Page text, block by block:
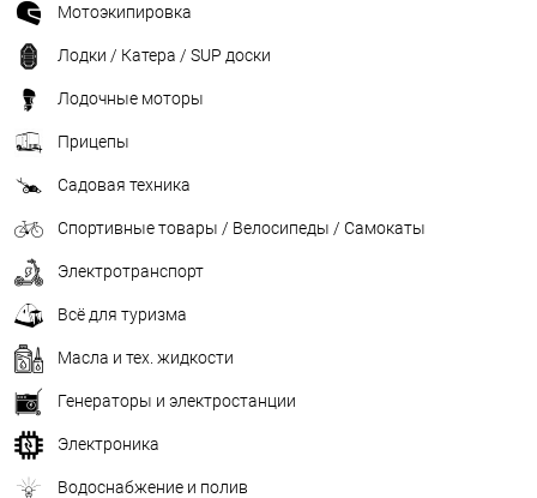
Мотоэкипировка
Лодки / Катера / SUP доски
Лодочные моторы
Прицепы
Садовая техника
Спортивные товары / Велосипеды / Самокаты
Электротранспорт
Всё для туризма
Масла и тех. жидкости
Генераторы и электростанции
Электроника
Водоснабжение и полив